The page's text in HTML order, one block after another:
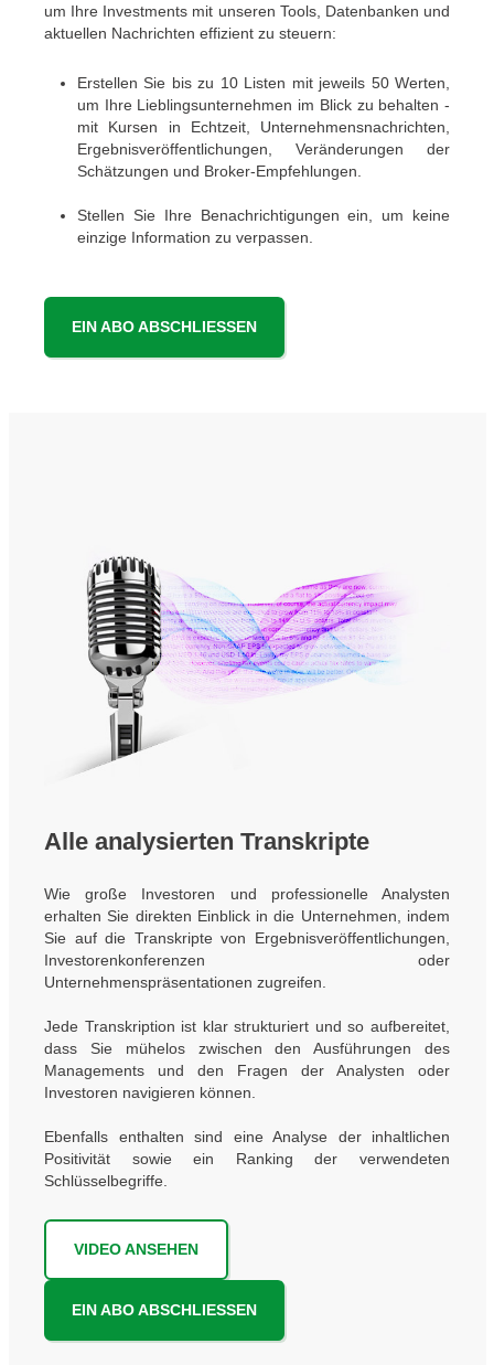
um Ihre Investments mit unseren Tools, Datenbanken und
aktuellen Nachrichten effizient zu steuern:
Erstellen Sie bis zu 10 Listen mit jeweils 50 Werten,
um Ihre Lieblingsunternehmen im Blick zu behalten -
mit Kursen in Echtzeit, Unternehmensnachrichten,
Ergebnisveröffentlichungen, Veränderungen der
Schätzungen und Broker-Empfehlungen.
Stellen Sie Ihre Benachrichtigungen ein, um keine
einzige Information zu verpassen.
EIN ABO ABSCHLIESSEN
Alle analysierten Transkripte
Wie große Investoren und professionelle Analysten
erhalten Sie direkten Einblick in die Unternehmen, indem
Sie auf die Transkripte von Ergebnisveröffentlichungen,
Investorenkonferenzen oder
Unternehmenspräsentationen zugreifen.
Jede Transkription ist klar strukturiert und so aufbereitet,
dass Sie mühelos zwischen den Ausführungen des
Managements und den Fragen der Analysten oder
Investoren navigieren können.
Ebenfalls enthalten sind eine Analyse der inhaltlichen
Positivität sowie ein Ranking der verwendeten
Schlüsselbegriffe.
VIDEO ANSEHEN
EIN ABO ABSCHLIESSEN